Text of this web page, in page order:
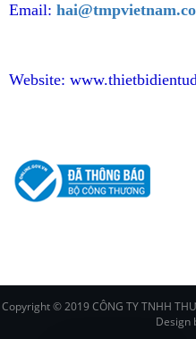
Email:
Website:
Copyright © 2019 CÔNG TY TNHH
Design